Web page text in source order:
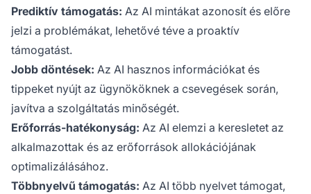
Prediktív támogatás: Az AI mintákat azonosít és előre
jelzi a problémákat, lehetővé téve a proaktív
támogatást.
Jobb döntések: Az AI hasznos információkat és
tippeket nyújt az ügynököknek a csevegések során,
javítva a szolgáltatás minőségét.
Erőforrás-hatékonyság: Az AI elemzi a keresletet az
alkalmazottak és az erőforrások allokációjának
optimalizálásához.
Többnyelvű támogatás: Az AI több nyelvet támogat,